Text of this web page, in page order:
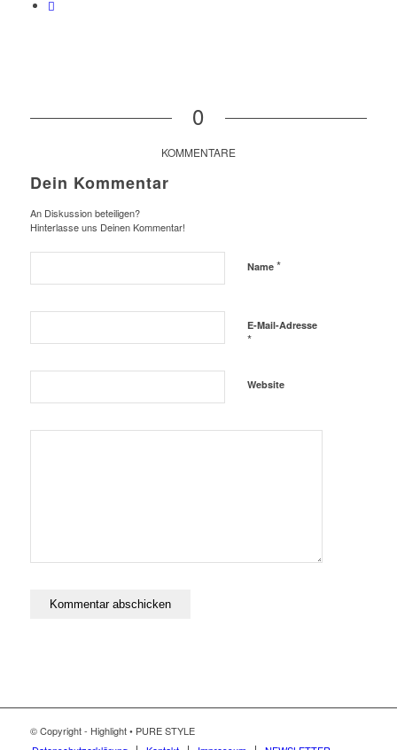
0
KOMMENTARE
Dein Kommentar
An Diskussion beteiligen?
Hinterlasse uns Deinen Kommentar!
Name *
E-Mail-Adresse
*
Website
© Copyright - Highlight • PURE STYLE